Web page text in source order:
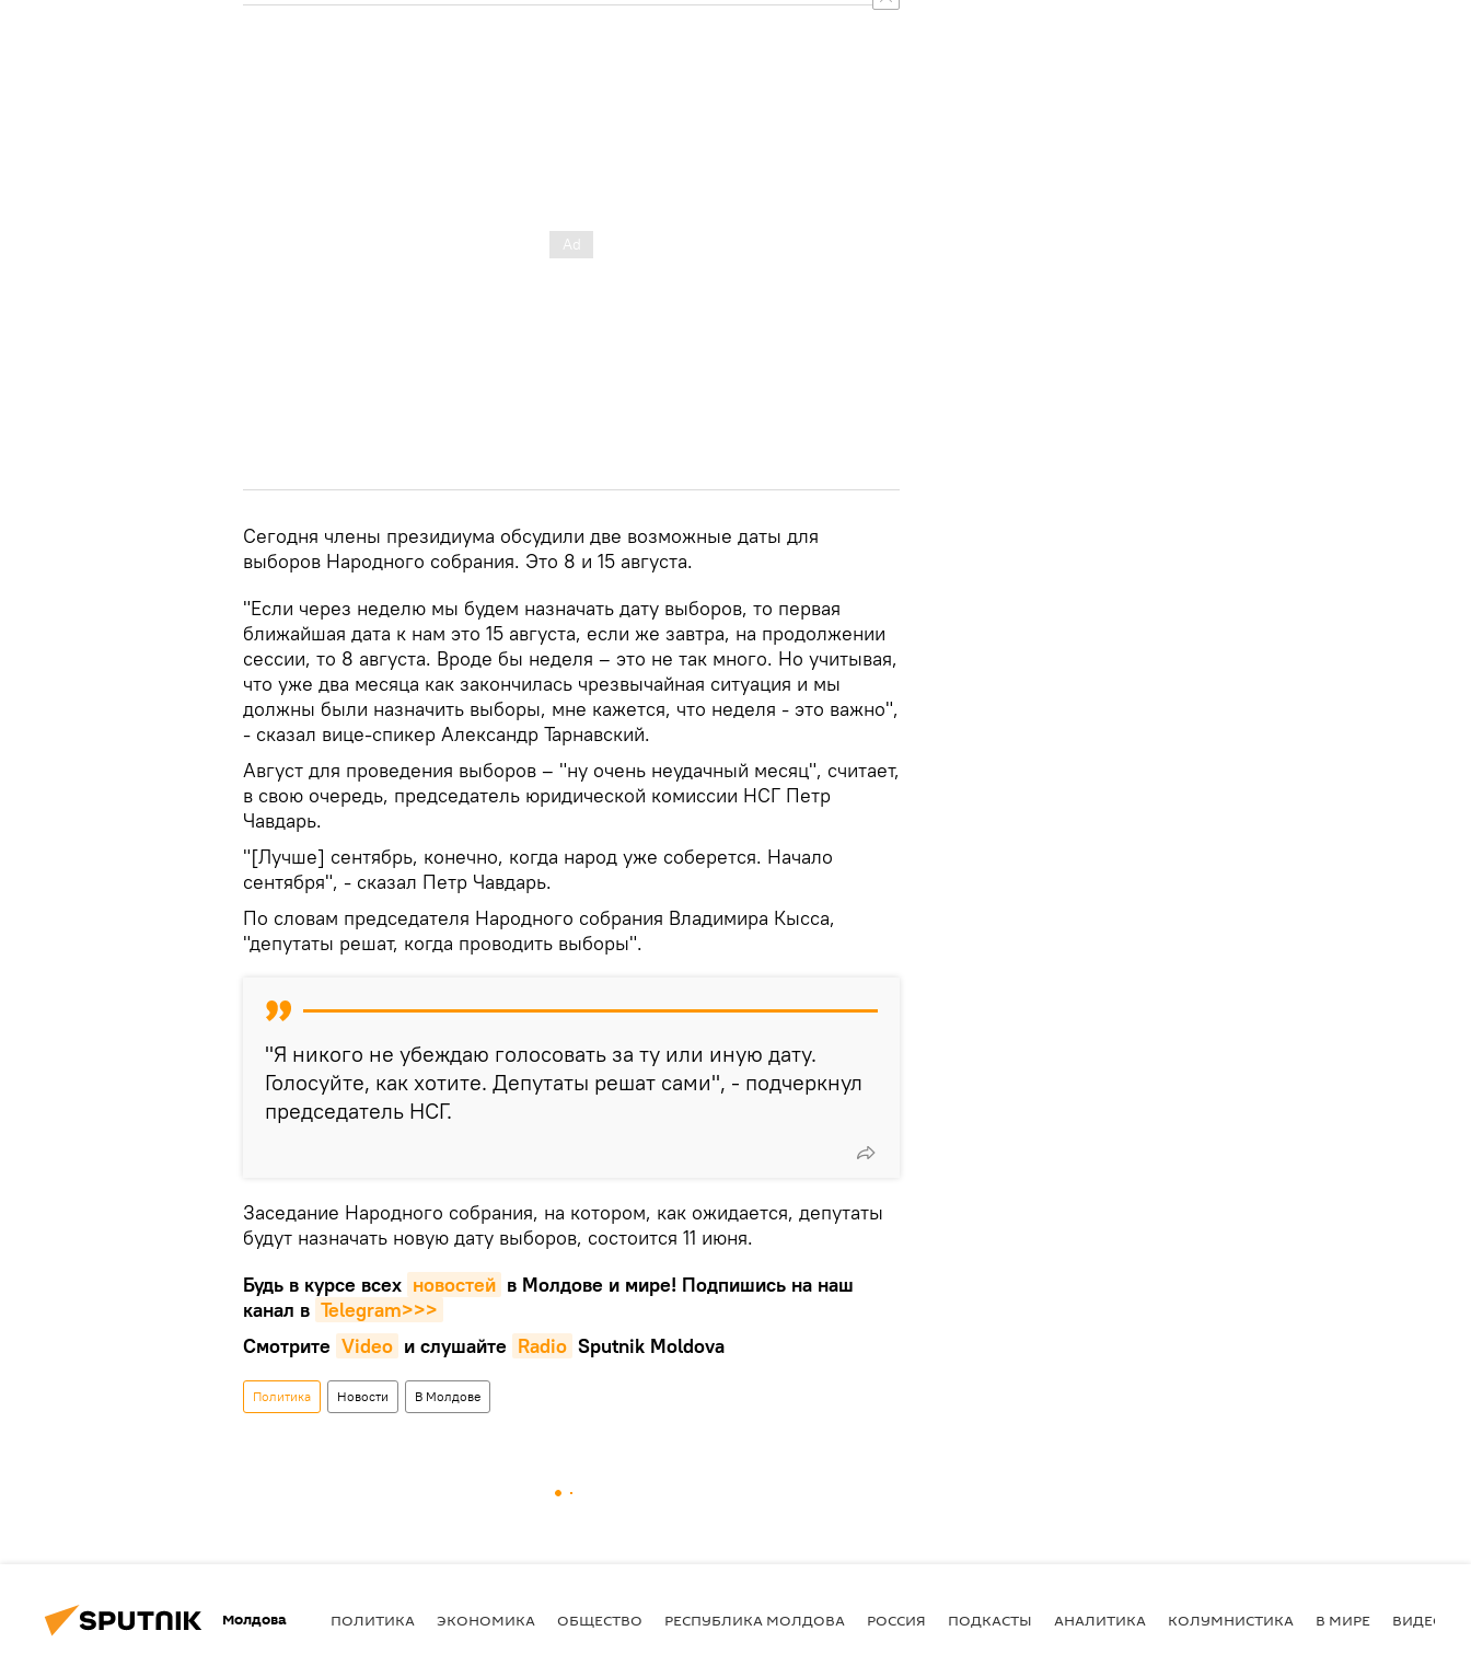
Сегодня члены президиума обсудили две возможные даты для
выборов Народного собрания. Это 8 и 15 августа.
"Если через неделю мы будем назначать дату выборов, то первая
ближайшая дата к нам это 15 августа, если же завтра, на продолжении
сессии, то 8 августа. Вроде бы неделя – это не так много. Но учитывая,
что уже два месяца как закончилась чрезвычайная ситуация и мы
должны были назначить выборы, мне кажется, что неделя - это важно",
- сказал вице-спикер Александр Тарнавский.
Август для проведения выборов – "ну очень неудачный месяц", считает,
в свою очередь, председатель юридической комиссии НСГ Петр
Чавдарь.
"[Лучше] сентябрь, конечно, когда народ уже соберется. Начало
сентября", - сказал Петр Чавдарь.
По словам председателя Народного собрания Владимира Кысса,
"депутаты решат, когда проводить выборы".
"Я никого не убеждаю голосовать за ту или иную дату.
Голосуйте, как хотите. Депутаты решат сами", - подчеркнул
председатель НСГ.
Заседание Народного собрания, на котором, как ожидается, депутаты
будут назначать новую дату выборов, состоится 11 июня.
Будь в курсе всех новостей в Молдове и мире! Подпишись на наш
канал в Telegram>>>
Смотрите Video и слушайте Radio Sputnik Moldova
Политика Новости В Молдове
Молдова ПОЛИТИКА ЭКОНОМИКА ОБЩЕСТВО РЕСПУБЛИКА МОЛДОВА РОССИЯ ПОДКАСТЫ АНАЛИТИКА КОЛУМНИСТИКА В МИРЕ ВИДЕО